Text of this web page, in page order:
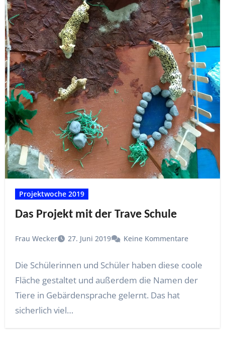
Projektwoche 2019
Das Projekt mit der Trave Schule
Frau Wecker 27. Juni 2019 Keine Kommentare
Die Schülerinnen und Schüler haben diese coole
Fläche gestaltet und außerdem die Namen der
Tiere in Gebärdensprache gelernt. Das hat
sicherlich viel…